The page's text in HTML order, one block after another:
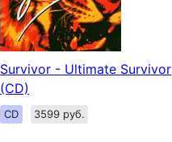
Survivor - Ultimate Survivor
(CD)
CD 3599 руб.